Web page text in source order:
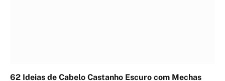
62 Ideias de Cabelo Castanho Escuro com Mechas